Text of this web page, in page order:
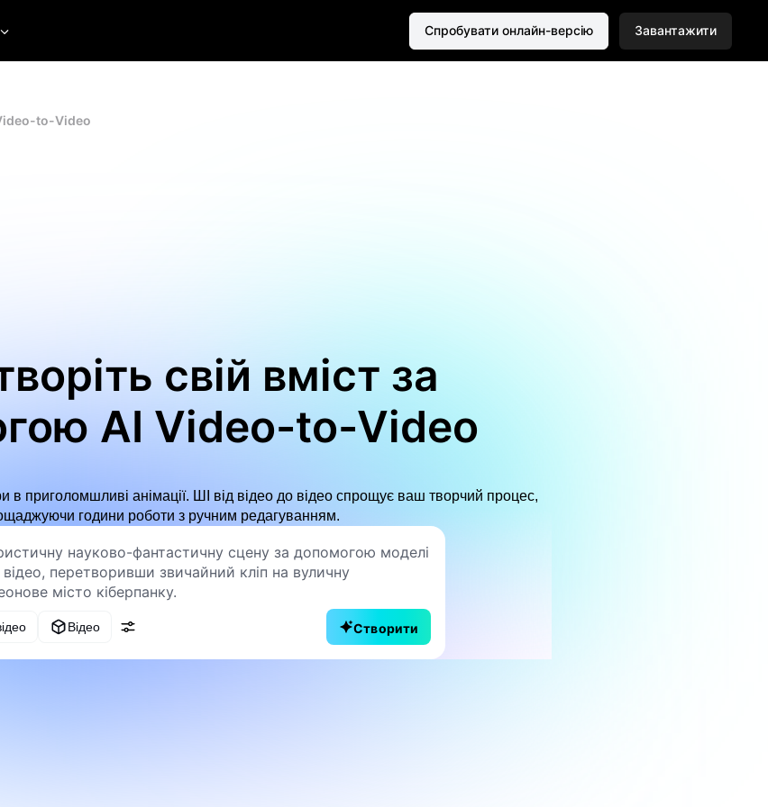
Спробувати онлайн-версію Завантажити
to-Video
свій вміст за
AI Video-to-Video
в приголомшливі анімації. ШІ від відео до відео спрощує ваш творчий процес,
години роботи з ручним редагуванням.
Відео Створити